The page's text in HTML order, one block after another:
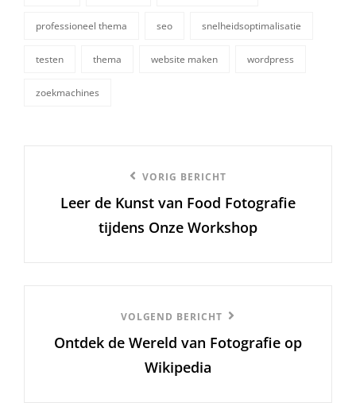
professioneel thema seo snelheidsoptimalisatie
testen thema website maken wordpress
zoekmachines
bericht
VORIG BERICHT
Leer de Kunst van Food Fotografie
tijdens Onze Workshop
Bericht
VOLGEND BERICHT
Ontdek de Wereld van Fotografie op
Wikipedia